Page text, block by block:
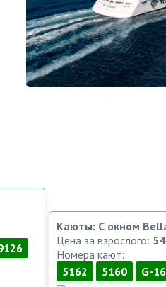
Каюты: С окном
Цена за взрослого:
Номера кают:
5162
5160 G-